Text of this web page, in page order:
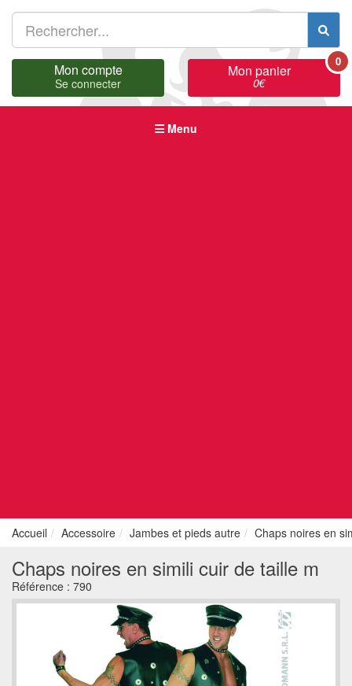
Mon compte
Se connecter
Mon panier
0€
0
Menu
Accueil Accessoire Jambes et pieds autre Chaps noires en
Chaps noires en simili cuir de taille m
Référence : 790